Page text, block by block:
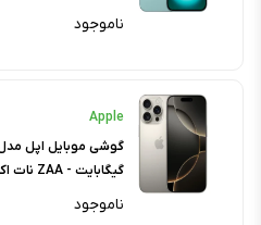
ناموجود
Apple
گیگابایت - ZAA نات اکتیو
ناموجود